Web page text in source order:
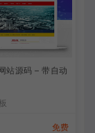
站源码 – 带自动
免费